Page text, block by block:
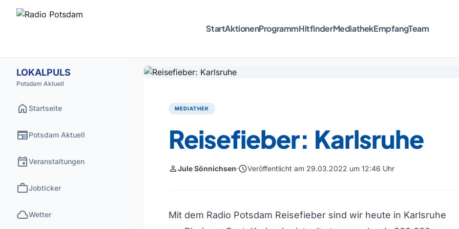
StartAktionenProgrammHitfinderMediathekEmpfangTeam
LOKALPULS
Potsdam Aktuell
home Startseite
newspaperPotsdam Aktuell
eventVeranstaltungen
workJobticker
cloudWetter
MEDIATHEK
Reisefieber: Karlsruhe
personJule Sönnichsen scheduleVeröffentlicht am 29.03.2022 um 12:46 Uhr
Mit dem Radio Potsdam Reisefieber sind wir heute in Karlsruhe